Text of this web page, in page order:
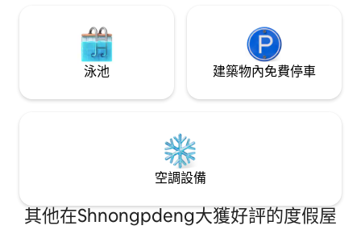
泳池 建築物內免費停車
空調設備
其他在Shnongpdeng大獲好評的度假屋